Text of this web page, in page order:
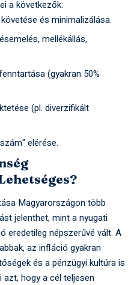
a következők:
és minimalizálása.
mellékállás,
(gyakran 50%
(pl. diverzifikált
elérése.
Magyarországon több
jelenthet, mint a nyugati
eredetileg népszerűvé vált. A
az infláció gyakran
és a pénzügyi kultúra is
azt, hogy a cél teljesen